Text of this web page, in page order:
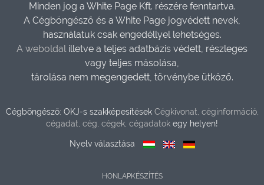
Minden jog a White Page Kft. részére fenntartva.
A Cégböngésző és a White Page jogvédett nevek,
használatuk csak engedéllyel lehetséges.
A weboldal illetve a teljes adatbázis védett, részleges
vagy teljes másolása,
tárolása nem megengedett, törvénybe ütköző.
Cégböngésző: OKJ-s szakképesítések Cégkivonat, céginformáció,
cégadat, cég, cégek, cégadatok egy helyen!
Nyelv választása
HONLAPKÉSZÍTÉS